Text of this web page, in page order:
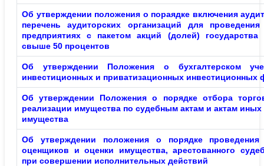
Об утверждении положения о пораядке включения
перечень аудиторских организаций для
предприятиях с пакетом акций (долей) государства
свыше 50 процентов
Об утверждении Положения о бухгалтерском
инвестиционных и приватизационных инвестиционных
Об утверждении Положения о порядке отбора
реализации имущества по судебным актам и актам
имущества
Об утверждении положения о порядке проведения
оценщиков и оценки имущества, арестованного
при совершении исполнительных действий